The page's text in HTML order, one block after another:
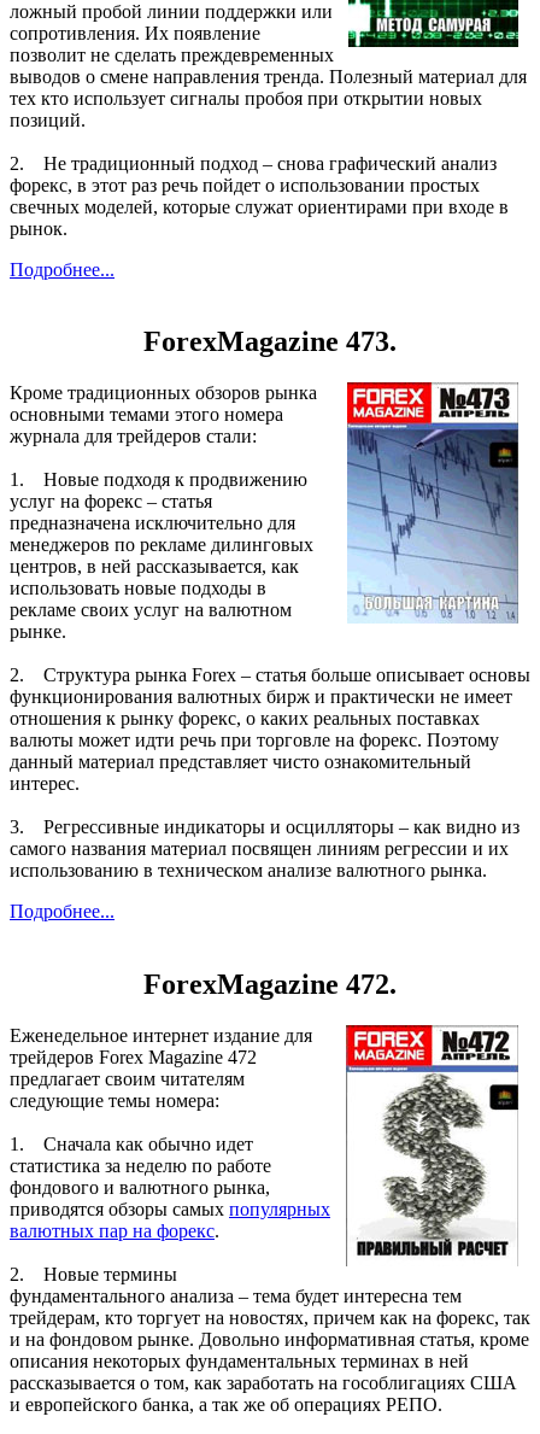
ложный пробой линии поддержки или
сопротивления. Их появление
позволит не сделать преждевременных
выводов о смене направления тренда. Полезный материал для
тех кто использует сигналы пробоя при открытии новых
позиций.
2. Не традиционный подход – снова графический анализ
форекс, в этот раз речь пойдет о использовании простых
свечных моделей, которые служат ориентирами при входе в
рынок.
Подробнее...
ForexMagazine 473.
Кроме традиционных обзоров рынка
основными темами этого номера
журнала для трейдеров стали:
1. Новые подходя к продвижению
услуг на форекс – статья
предназначена исключительно для
менеджеров по рекламе дилинговых
центров, в ней рассказывается, как
использовать новые подходы в
рекламе своих услуг на валютном
рынке.
2. Структура рынка Forex – статья больше описывает основы
функционирования валютных бирж и практически не имеет
отношения к рынку форекс, о каких реальных поставках
валюты может идти речь при торговле на форекс. Поэтому
данный материал представляет чисто ознакомительный
интерес.
3. Регрессивные индикаторы и осцилляторы – как видно из
самого названия материал посвящен линиям регрессии и их
использованию в техническом анализе валютного рынка.
Подробнее...
ForexMagazine 472.
Еженедельное интернет издание для
трейдеров Forex Magazine 472
предлагает своим читателям
следующие темы номера:
1. Сначала как обычно идет
статистика за неделю по работе
фондового и валютного рынка,
приводятся обзоры самых популярных
валютных пар на форекс.
2. Новые термины
фундаментального анализа – тема будет интересна тем
трейдерам, кто торгует на новостях, причем как на форекс, так
и на фондовом рынке. Довольно информативная статья, кроме
описания некоторых фундаментальных терминах в ней
рассказывается о том, как заработать на гособлигациях США
и европейского банка, а так же об операциях РЕПО.